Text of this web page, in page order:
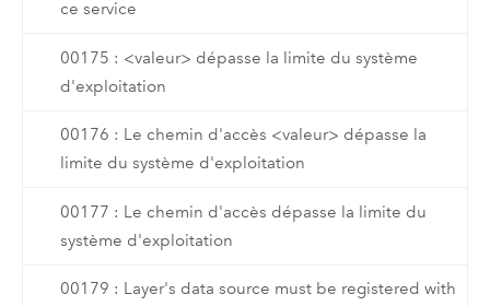
ce service
00175 : <valeur> dépasse la limite du système
d'exploitation
00176 : Le chemin d'accès <valeur> dépasse la
limite du système d'exploitation
00177 : Le chemin d'accès dépasse la limite du
système d'exploitation
00179 : Layer's data source must be registered with